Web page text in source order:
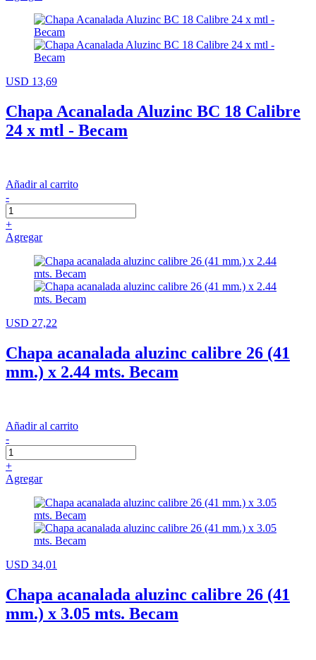
USD 13,69
Chapa Acanalada Aluzinc BC 18 Calibre
24 x mtl - Becam
Añadir al carrito
-
+
Agregar
USD 27,22
Chapa acanalada aluzinc calibre 26 (41
mm.) x 2.44 mts. Becam
Añadir al carrito
-
+
Agregar
USD 34,01
Chapa acanalada aluzinc calibre 26 (41
mm.) x 3.05 mts. Becam